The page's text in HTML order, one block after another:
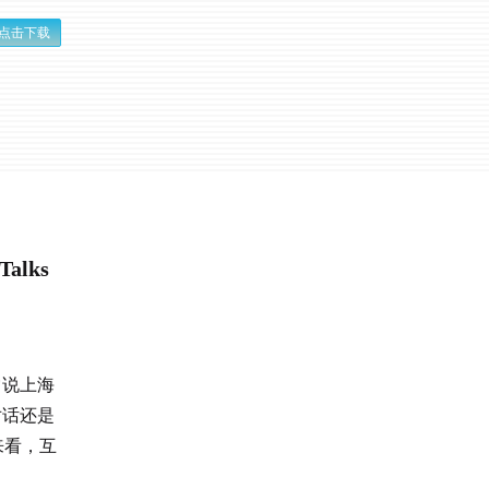
击下载
上海
还是
，互